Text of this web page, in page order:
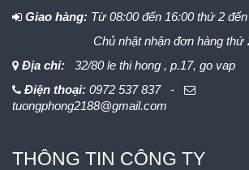
Giao hàng: Từ 08:00 đến 16:00 thứ 2
Chủ nhật nhận đơn hàng thứ 2
Địa chỉ:
32/80 le thi hong , p.17, go vap
Điện thoại: 0972 537 837 -
tuongphong2188@gmail.com
THÔNG TIN CÔNG TY